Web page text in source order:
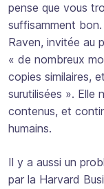
pense que vous
suffisamment
Raven, invitée au
« de nombreux
copies similaires,
surutilisées ». Elle
contenus, et
humains.
Il y a aussi un
par la Harvard